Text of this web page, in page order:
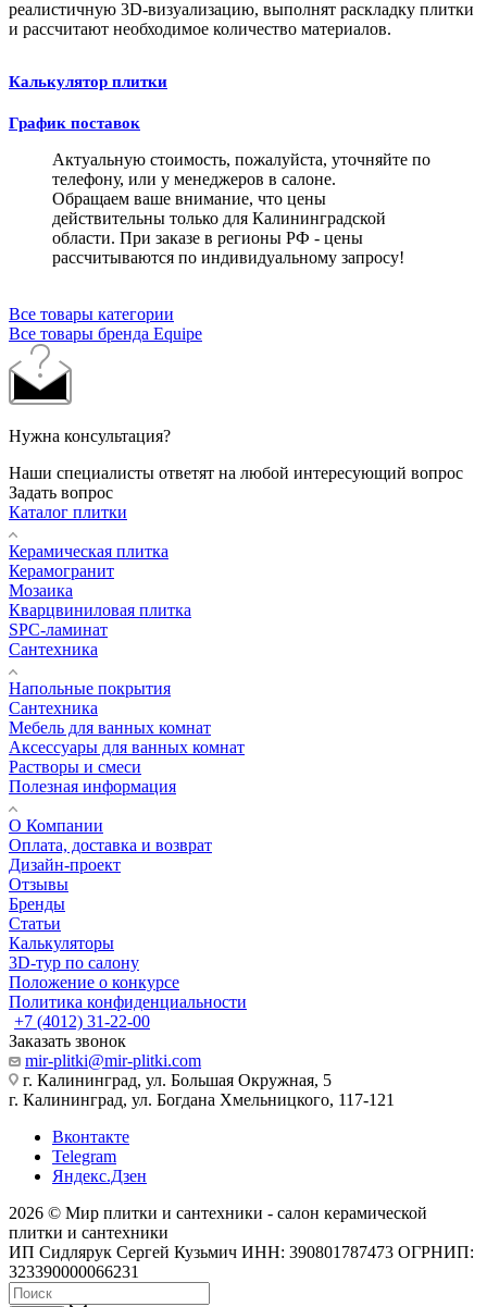
реалистичную 3D-визуализацию, выполнят раскладку плитки
и рассчитают необходимое количество материалов.
Калькулятор плитки
График поставок
Актуальную стоимость, пожалуйста, уточняйте по
телефону, или у менеджеров в салоне.
Обращаем ваше внимание, что цены
действительны только для Калининградской
области. При заказе в регионы РФ - цены
рассчитываются по индивидуальному запросу!
Все товары категории
Все товары бренда Equipe
Нужна консультация?
Наши специалисты ответят на любой интересующий вопрос
Задать вопрос
Каталог плитки
Керамическая плитка
Керамогранит
Мозаика
Кварцвиниловая плитка
SPC-ламинат
Сантехника
Напольные покрытия
Сантехника
Мебель для ванных комнат
Аксессуары для ванных комнат
Растворы и смеси
Полезная информация
О Компании
Оплата, доставка и возврат
Дизайн-проект
Отзывы
Бренды
Статьи
Калькуляторы
3D-тур по салону
Положение о конкурсе
Политика конфиденциальности
+7 (4012) 31-22-00
Заказать звонок
mir-plitki@mir-plitki.com
г. Калининград, ул. Большая Окружная, 5
г. Калининград, ул. Богдана Хмельницкого, 117-121
Вконтакте
Telegram
Яндекс.Дзен
2026 © Мир плитки и сантехники - салон керамической
плитки и сантехники
ИП Сидлярук Сергей Кузьмич ИНН: 390801787473 ОГРНИП:
323390000066231